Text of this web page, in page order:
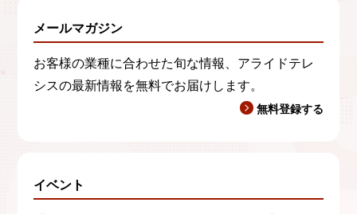
メールマガジン
お客様の業種に合わせた旬な情報、アライドテレ
シスの最新情報を無料でお届けします。
無料登録する
イベント